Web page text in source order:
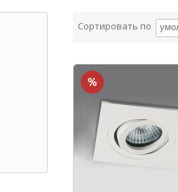
Сортировать по